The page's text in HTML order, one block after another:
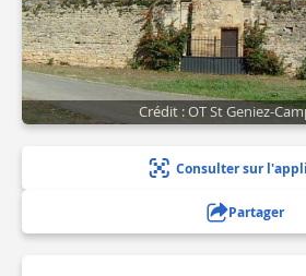
Crédit : OT St Geniez-
Consulter sur
Partager